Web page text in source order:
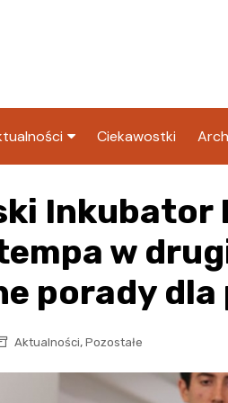
Ciekawostki
Inkubator
w
porady
Aktualności, Pozostałe